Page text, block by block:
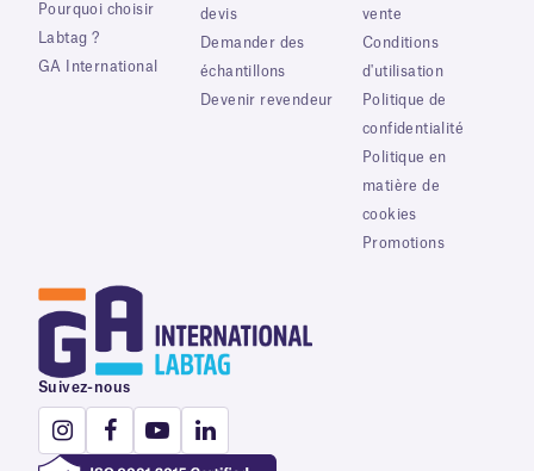
Pourquoi choisir
Labtag ?
GA International
devis
Demander des
échantillons
Devenir revendeur
vente
Conditions
d'utilisation
Politique de
confidentialité
Politique en
matière de
cookies
Promotions
Suivez-nous